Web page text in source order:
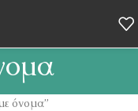
όνομα”